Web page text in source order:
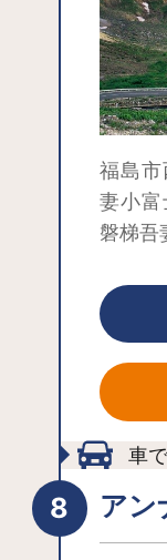
にこ
るす
機械
低差
す。「
最適
身体で
鳴り
養目
てき
ない
域全体
継い
ない
福島
妻小
磐梯吾
峠を
で、最
走る道
（う
景」
秋の
の風
車
アン